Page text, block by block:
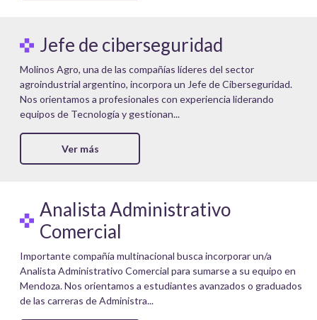
Jefe de ciberseguridad
Molinos Agro, una de las compañías líderes del sector
agroindustrial argentino, incorpora un Jefe de Ciberseguridad.
Nos orientamos a profesionales con experiencia liderando
equipos de Tecnología y gestionan...
Ver más
Analista Administrativo
Comercial
Importante compañía multinacional busca incorporar un/a
Analista Administrativo Comercial para sumarse a su equipo en
Mendoza. Nos orientamos a estudiantes avanzados o graduados
de las carreras de Administra...